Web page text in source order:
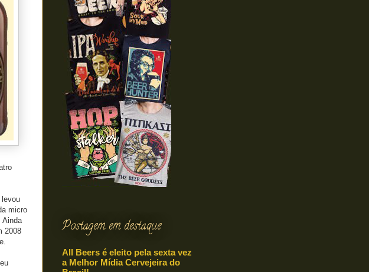
levou
micro
Ainda
2008
Postagem em destaque
All Beers é eleito pela sexta vez
a Melhor Mídia Cervejeira do